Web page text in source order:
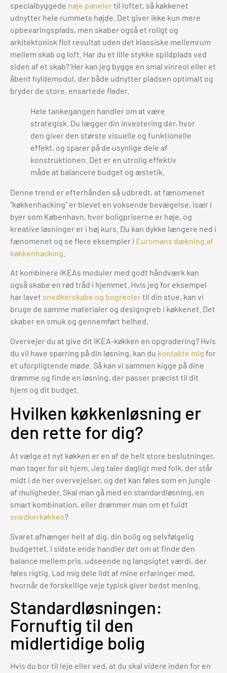
specialbyggede høje panelertil loftet, så køkkenet
udnytter hele rummets højde. Det giver ikke kun mere
opbevaringsplads, men skaber også et roligt og
arkitektonisk flot resultat uden det klassiske mellemrum
mellem skab og loft. Har du et lille stykke spildplads ved
siden af et skab? Her kan jeg bygge en smal vinreol eller et
åbent hyldemodul, der både udnytter pladsen optimalt og
bryder de store, ensartede flader.
Hele tankegangen handler om at være
strategisk. Du lægger din investering dér, hvor
den giver den største visuelle og funktionelle
effekt, og sparer på de usynlige dele af
konstruktionen. Det er en utrolig effektiv
måde at balancere budget og æstetik.
Denne trend er efterhånden så udbredt, at fænomenet
"køkkenhacking" er blevet en voksende bevægelse, især i
byer som København, hvor boligpriserne er høje, og
kreative løsninger er i høj kurs. Du kan dykke længere ned i
fænomenet og se flere eksempler i Euromans dækning af
køkkenhacking
At kombinere IKEAs moduler med godt håndværk kan
også skabe en rød tråd i hjemmet. Hvis jeg for eksempel
har lavet snedkerskabe og bogreolertil din stue, kan vi
bruge de samme materialer og designgreb i køkkenet. Det
skaber en smuk og gennemført helhed.
Overvejer du at give dit IKEA-køkken en opgradering? Hvis
du vil have sparring på din løsning, kan du kontakte mig for
et uforpligtende møde. Så kan vi sammen kigge på dine
drømme og finde en løsning, der passer præcist til dit
hjem og dit budget.
Hvilken køkkenløsning er
den rette for dig?
At vælge et nyt køkken er en af de helt store beslutninger,
man tager for sit hjem. Jeg taler dagligt med folk, der står
midt i de her overvejelser, og det kan føles som en jungle
af muligheder. Skal man gå med en standardløsning, en
smart kombination, eller drømmer man om et fuldt
snedkerkøkken?
Svaret afhænger helt af dig, din bolig og selvfølgelig
budgettet. I sidste ende handler det om at finde den
balance mellem pris, udseende og langsigtet værdi, der
føles rigtig. Lad mig dele lidt af mine erfaringer med,
hvornår de forskellige veje typisk giver bedst mening.
Standardløsningen:
Fornuftig til den
midlertidige bolig
Hvis du bor til leje eller ved, at du skal videre inden for en